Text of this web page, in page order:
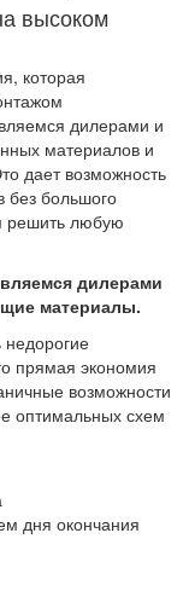
высоком
которая
дилерами и
материалов и
дает возможность
без большого
решить любую
дилерами
материалы.
недорогие
прямая экономия
возможности
оптимальных схем
дня окончания